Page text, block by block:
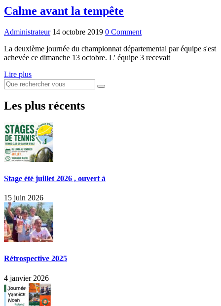
Calme avant la tempête
Administrateur 14 octobre 2019 0 Comment
La deuxième journée du championnat départemental par équipe s'est
achevée ce dimanche 13 octobre. L' équipe 3 recevait
Lire plus
Les plus récents
Stage été juillet 2026 , ouvert à
15 juin 2026
Rétrospective 2025
4 janvier 2026